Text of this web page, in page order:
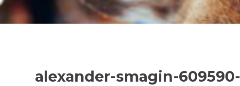
alexander-smagin-